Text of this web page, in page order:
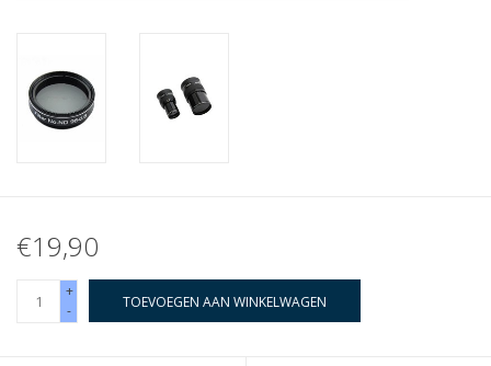
Cadeaubonnen
€19,90
+
-
TOEVOEGEN AAN WINKELWAGEN